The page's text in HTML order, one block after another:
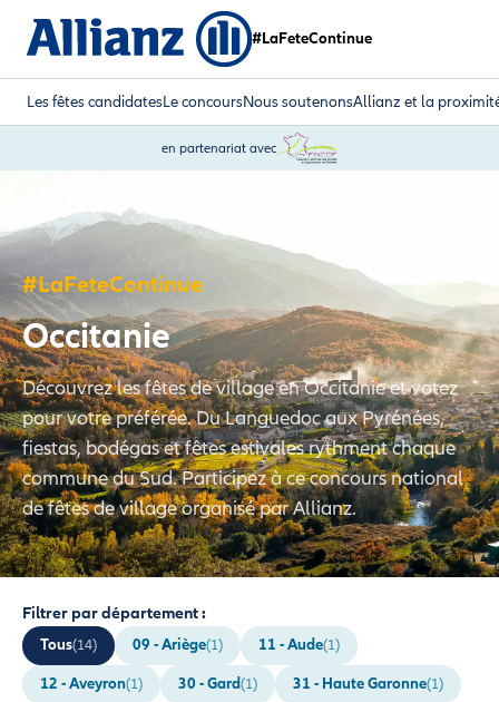
#LaFeteContinue
Les fêtes candidatesLe concoursNous soutenonsAllianz et la
en partenariat avec
#LaFeteContinue
Occitanie
Découvrez les fêtes de village en Occitanie et votez
pour votre préférée. Du Languedoc aux Pyrénées,
fiestas, bodégas et fêtes estivales rythment chaque
commune du Sud. Participez à ce concours national
de fêtes de village organisé par Allianz.
Filtrer par département :
Tous(14) 09 - Ariège(1) 11 - Aude(1)
12 - Aveyron(1) 30 - Gard(1) 31 - Haute Garonne(1)